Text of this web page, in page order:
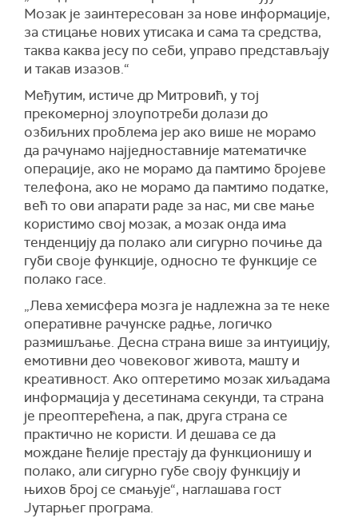
Мозак је заинтересован за нове информације,
за стицање нових утисака и сама та средства,
таква каква јесу по себи, управо представљају
и такав изазов.“
Међутим, истиче др Митровић, у тој
прекомерној злоупотреби долази до
озбиљних проблема јер ако више не морамо
да рачунамо најједноставније математичке
операције, ако не морамо да памтимо бројеве
телефона, ако не морамо да памтимо податке,
већ то ови апарати раде за нас, ми све мање
користимо свој мозак, а мозак онда има
тенденцију да полако али сигурно почиње да
губи своје функције, односно те функције се
полако гасе.
„Лева хемисфера мозга је надлежна за те неке
оперативне рачунске радње, логичко
размишљање. Десна страна више за интуицију,
емотивни део човековог живота, машту и
креативност. Ако оптеретимо мозак хиљадама
информација у десетинама секунди, та страна
је преоптерећена, а пак, друга страна се
практично не користи. И дешава се да
мождане ћелије престају да функционишу и
полако, али сигурно губе своју функцију и
њихов број се смањује“, наглашава гост
Јутарњег програма.